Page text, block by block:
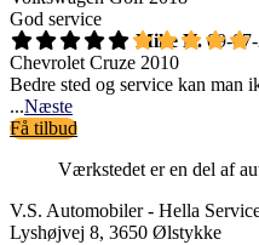
God service
Mike H. 09-
Chevrolet Cruze 2010
Bedre sted og service kan man
...Næste
Få tilbud
Værkstedet er en del af
V.S. Automobiler - Hella
Lyshøjvej 8, 3650 Ølstykke